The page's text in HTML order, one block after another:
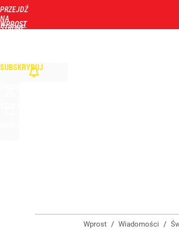
PRZEJDŹ
NA
STRONĘ
WPROST
SUBSKRYBUJ
1
Orlen stracił przez nich 1,5 mld zł?
Wprost / Wiadomości /